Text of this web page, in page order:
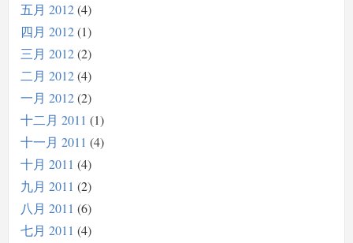
五月 2012 4
四月 2012 1
三月 2012 2
二月 2012 4
一月 2012 2
十二月 2011
1
十一月 2011 4
十月 2011 4
九月 2011 2
八月 2011 6
七月 2011 4